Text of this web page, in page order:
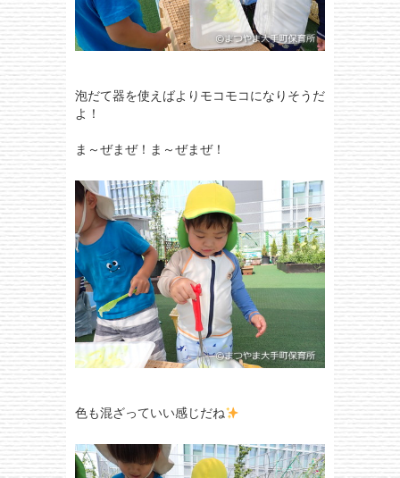
泡だて器を使えばよりモコモコになりそうだ
よ！
ま～ぜまぜ！ま～ぜまぜ！
色も混ざっていい感じだね